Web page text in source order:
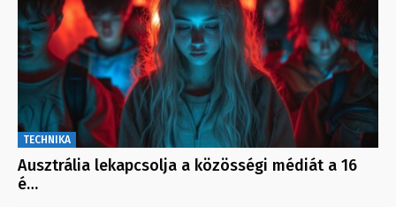
TECHNIKA
Ausztrália lekapcsolja a közösségi médiát a 16
é…